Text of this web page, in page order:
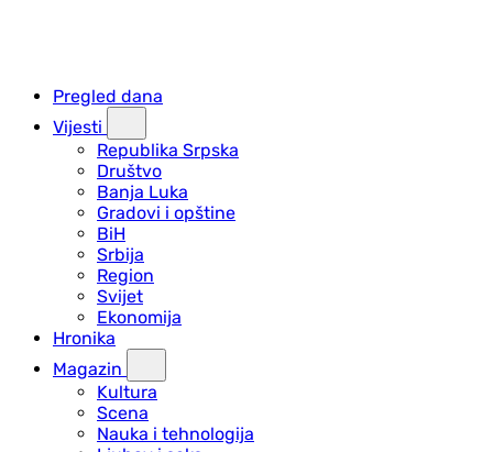
Pregled dana
Vijesti
Republika Srpska
Društvo
Banja Luka
Gradovi i opštine
BiH
Srbija
Region
Svijet
Ekonomija
Hronika
Magazin
Kultura
Scena
Nauka i tehnologija